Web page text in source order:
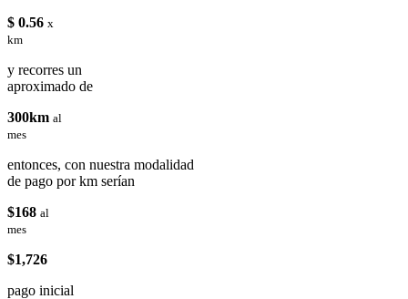
$ 0.56 x
km
y recorres un
aproximado de
300km al
mes
entonces, con nuestra modalidad
de pago por km serían
$168 al
mes
$1,726
pago inicial